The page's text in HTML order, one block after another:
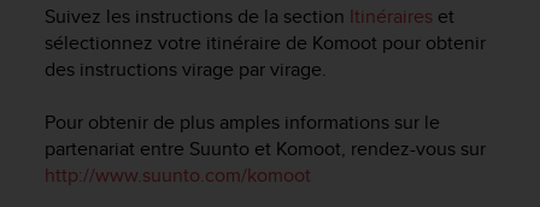
Suivez les instructions de la section Itinéraires et
sélectionnez votre itinéraire de Komoot pour obtenir
des instructions virage par virage.
Pour obtenir de plus amples informations sur le
partenariat entre Suunto et Komoot, rendez-vous sur
http://www.suunto.com/komoot